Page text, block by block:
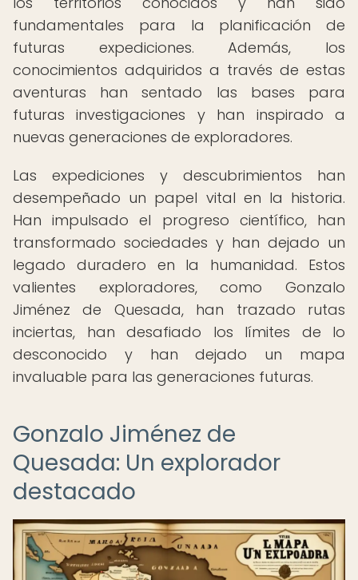
fundamentales para la planificación de
futuras expediciones. Además, los
conocimientos adquiridos a través de estas
aventuras han sentado las bases para
futuras investigaciones y han inspirado a
nuevas generaciones de exploradores.
Las expediciones y descubrimientos han
desempeñado un papel vital en la historia.
Han impulsado el progreso científico, han
transformado sociedades y han dejado un
legado duradero en la humanidad. Estos
valientes exploradores, como Gonzalo
Jiménez de Quesada, han trazado rutas
inciertas, han desafiado los límites de lo
desconocido y han dejado un mapa
invaluable para las generaciones futuras.
Gonzalo Jiménez de
Quesada: Un explorador
destacado